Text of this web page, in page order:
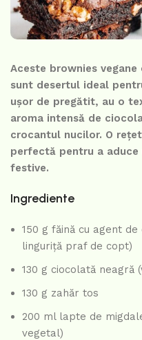
Aceste brownies
sunt desertul ideal
ușor de pregătit, au o
aroma intensă de
crocantul nucilor. O
perfectă pentru a
festive.
Ingrediente
150 g făină cu agent
linguriță praf de copt)
130 g ciocolată neagră
130 g zahăr tos
200 ml lapte de
vegetal)